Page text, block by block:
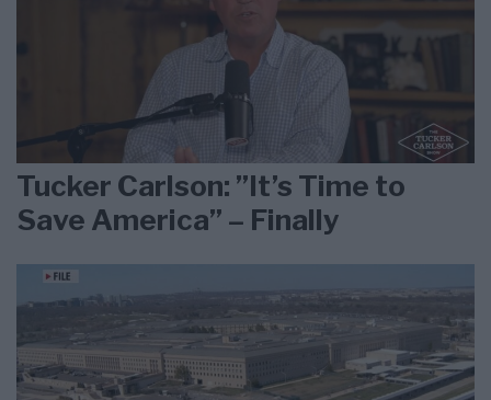
Tucker Carlson: ”It’s Time to
Save America” – Finally